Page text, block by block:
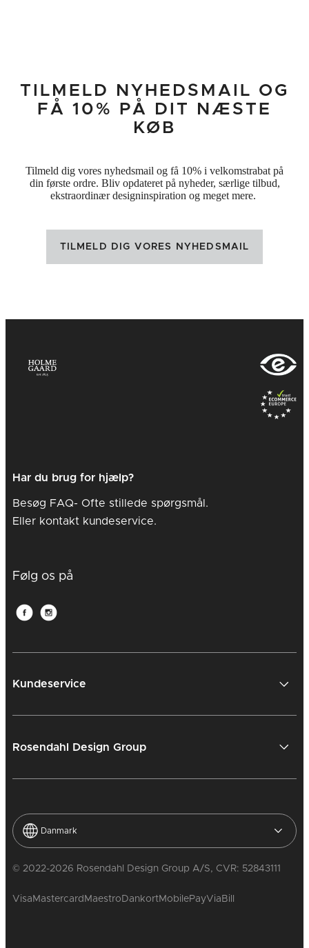
TILMELD NYHEDSMAIL OG
FÅ 10% PÅ DIT NÆSTE
KØB
Tilmeld dig vores nyhedsmail og få 10% i velkomstrabat på
din første ordre. Bliv opdateret på nyheder, særlige tilbud,
ekstraordinær designinspiration og meget mere.
TILMELD DIG VORES NYHEDSMAIL
Har du brug for hjælp?
Besøg FAQ- Ofte stillede spørgsmål.
Eller kontakt kundeservice.
Følg os på
Kundeservice
Rosendahl Design Group
© 2022-2026 Rosendahl Design Group A/S, CVR: 52843111
Visa Mastercard Maestro DankortMobilePayViaBill
Danmark